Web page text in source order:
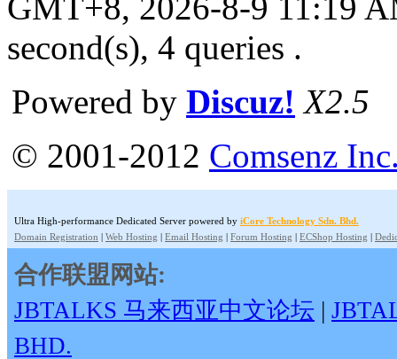
second(s), 4 queries .
Powered by Discuz! X2.5
© 2001-2012 Comsenz
Ultra High-performance Dedicated Server powered by iCore Technology Sdn. Bhd.
Domain Registration | Web Hosting | Email Hosting | Forum Hosting | ECShop Hosting |
合作联盟网站:
JBTALKS 马来西亚中文论坛 |
BHD.